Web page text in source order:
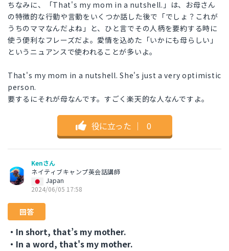
ちなみに、「That's my mom in a nutshell.」は、お母さん
の特徴的な行動や言動をいくつか話した後で「でしょ？これが
うちのママなんだよね」と、ひと言でその人柄を要約する時に
使う便利なフレーズだよ。愛情を込めた「いかにも母らしい」
というニュアンスで使われることが多いよ。
That's my mom in a nutshell. She's just a very optimistic
person.
要するにそれが母なんです。すごく楽天的な人なんですよ。
役に立った ｜ 0
Kenさん
ネイティブキャンプ英会話講師
Japan
2024/06/05 17:58
回答
・In short, that’s my mother.
・In a word, that's my mother.